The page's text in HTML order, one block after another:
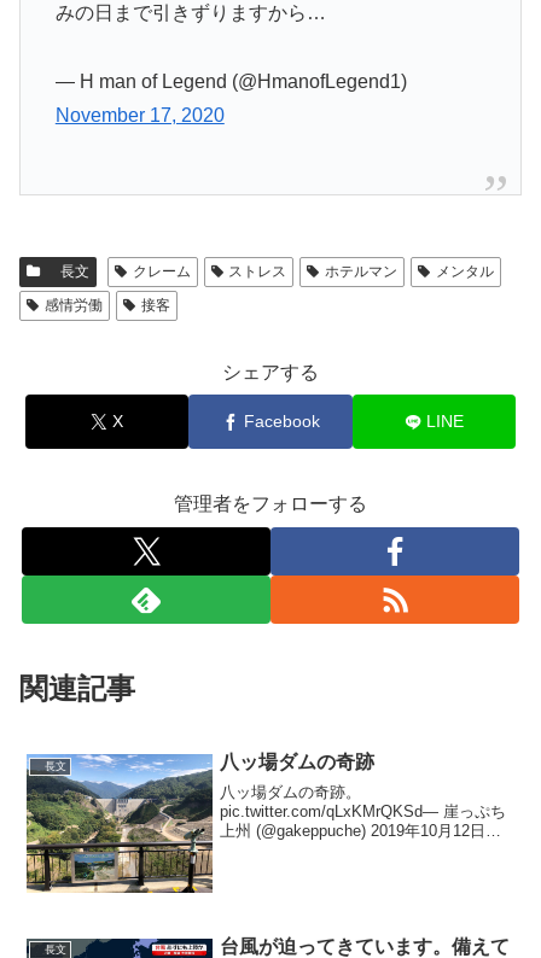
みの日まで引きずりますから…
— H man of Legend (@HmanofLegend1)
November 17, 2020
長文 クレーム ストレス ホテルマン
メンタル
感情労働
接客
シェアする
X Facebook LINE
管理者をフォローする
関連記事
長文 八ッ場ダムの奇跡
八ッ場ダムの奇跡。
pic.twitter.com/qLxKMrQKSd— 崖っぷち
上州 (@gakeppuche) 2019年10月12日こ
長文
台風が迫ってきています。備えて